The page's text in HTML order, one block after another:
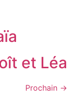
et Léa
Prochain →